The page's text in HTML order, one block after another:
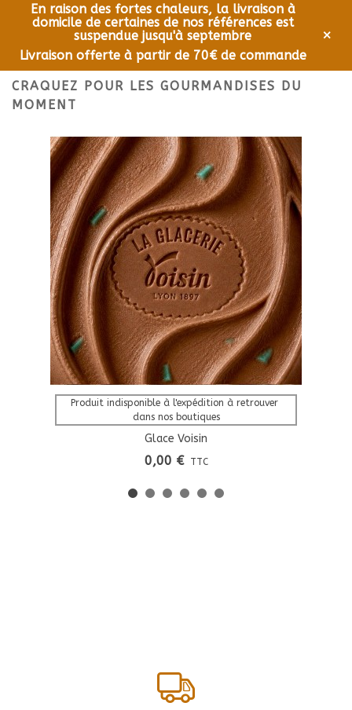
Menu 0
CRAQUEZ POUR LES GOURMANDISES DU
MOMENT
Produit indisponible à l'expédition à retrouver
dans nos boutiques
Glace Voisin
0,00 € TTC
En raison des fortes chaleurs, la livraison à
domicile de certaines de nos références est
suspendue jusqu'à septembre
Livraison offerte à partir de 70€ de commande
×